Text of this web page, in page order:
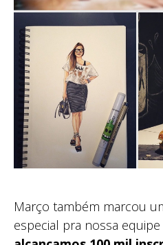
Março também marcou
especial pra nossa